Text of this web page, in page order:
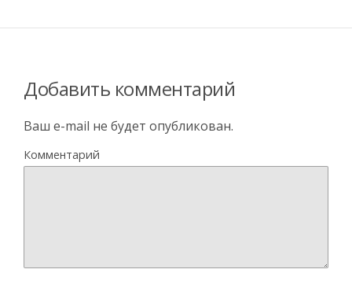
Добавить комментарий
Ваш e-mail не будет опубликован.
Комментарий